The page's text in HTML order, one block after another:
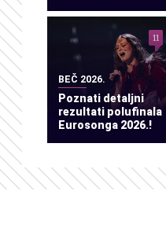
BEČ 2026.
Poznati detaljni
rezultati polufinala
Eurosonga 2026.!
11